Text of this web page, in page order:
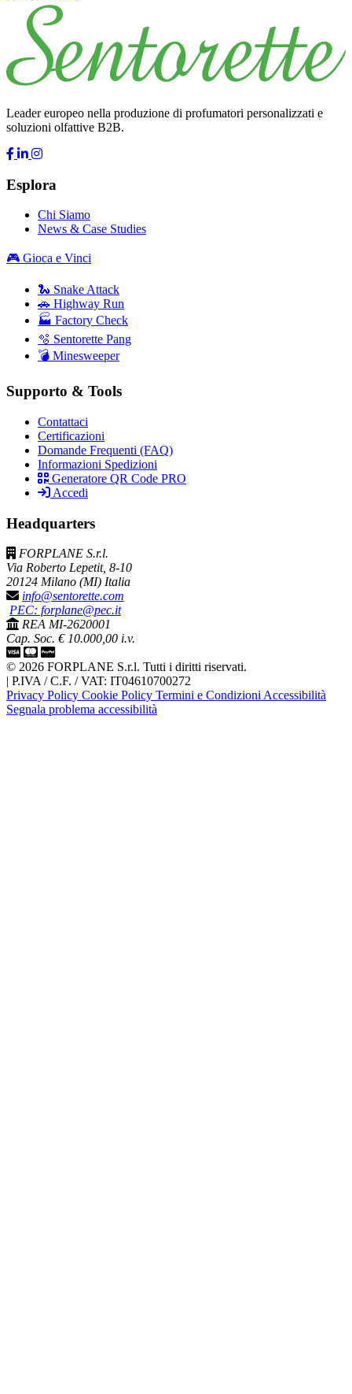
Leader europeo nella produzione di profumatori personalizzati e
soluzioni olfattive B2B.
Esplora
Chi Siamo
News & Case Studies
🎮 Gioca e Vinci
🐍 Snake Attack
🚗 Highway Run
🏭 Factory Check
🫧 Sentorette Pang
💣 Minesweeper
Supporto & Tools
Contattaci
Certificazioni
Domande Frequenti (FAQ)
Informazioni Spedizioni
Generatore QR Code PRO
Accedi
Headquarters
FORPLANE S.r.l.
Via Roberto Lepetit, 8-10
20124 Milano (MI) Italia
info@sentorette.com
PEC: forplane@pec.it
REA MI-2620001
Cap. Soc. € 10.000,00 i.v.
© 2026 FORPLANE S.r.l. Tutti i diritti riservati.
| P.IVA / C.F. / VAT: IT04610700272
Privacy Policy Cookie Policy Termini e Condizioni Accessibilità
Segnala problema accessibilità